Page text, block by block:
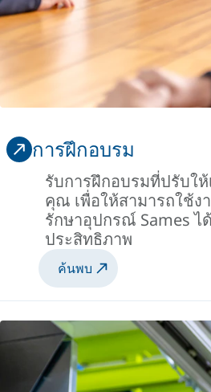
การฝึกอบรม
รับการฝึกอบรมที่ปรับใ
คุณ เพื่อให้สามารถใช้ง
รักษาอุปกรณ์ Sames ไ
ประสิทธิภาพ
ค้นพบ